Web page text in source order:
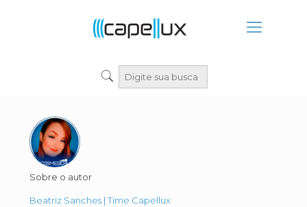
Sobre o autor
Beatriz Sanches | Time Capellux